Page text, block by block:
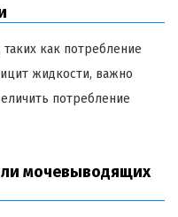
как потребление
жидкости, важно
потребление
мочевыводящих